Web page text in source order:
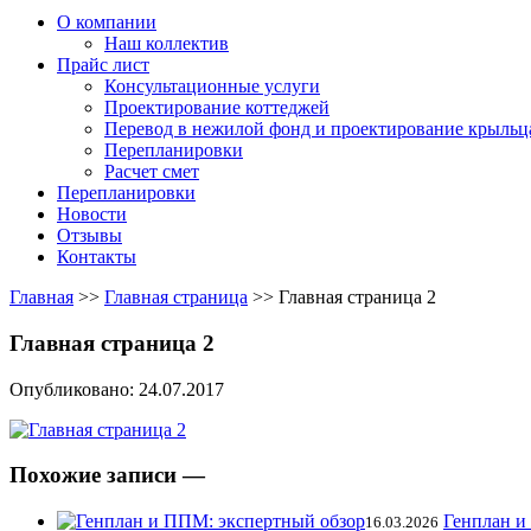
О компании
Наш коллектив
Прайс лист
Консультационные услуги
Проектирование коттеджей
Перевод в нежилой фонд и проектирование
Перепланировки
Расчет смет
Перепланировки
Новости
Отзывы
Контакты
Главная >> Главная страница >> Главная страница 2
Главная страница 2
Опубликовано: 24.07.2017
Похожие записи —
16.03.2026 Генплан